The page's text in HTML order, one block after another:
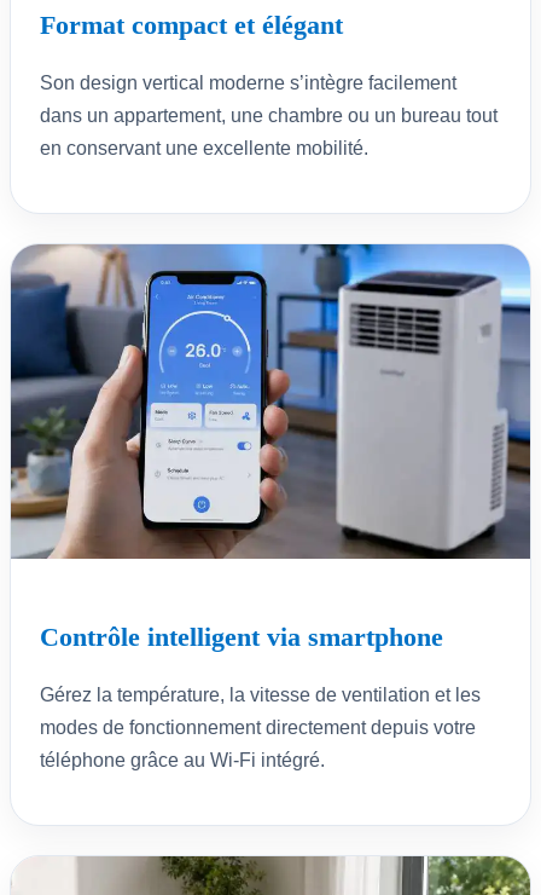
Format compact et élégant
Son design vertical moderne s’intègre facilement
dans un appartement, une chambre ou un bureau tout
en conservant une excellente mobilité.
Contrôle intelligent via smartphone
Gérez la température, la vitesse de ventilation et les
modes de fonctionnement directement depuis votre
téléphone grâce au Wi-Fi intégré.